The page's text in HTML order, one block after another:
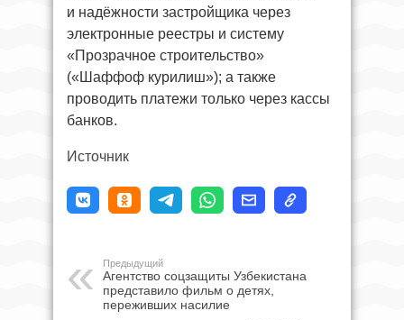
и надёжности застройщика через
электронные реестры и систему
«Прозрачное строительство»
(«Шаффоф курилиш»); а также
проводить платежи только через кассы
банков.
Источник
Предыдущий
Агентство соцзащиты Узбекистана
представило фильм о детях,
переживших насилие